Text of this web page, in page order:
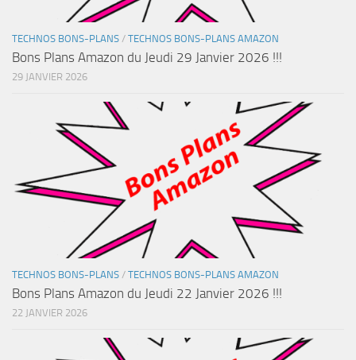
TECHNOS BONS-PLANS / TECHNOS BONS-PLANS AMAZON
Bons Plans Amazon du Jeudi 29 Janvier 2026 !!!
29 JANVIER 2026
TECHNOS BONS-PLANS / TECHNOS BONS-PLANS AMAZON
Bons Plans Amazon du Jeudi 22 Janvier 2026 !!!
22 JANVIER 2026